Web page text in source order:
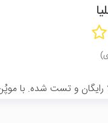
و تست شده. با موپُن